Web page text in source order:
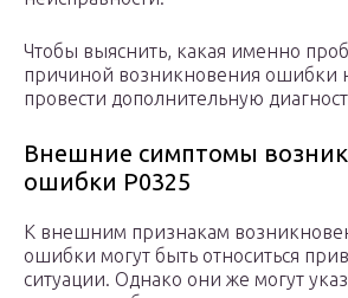
Чтобы выяснить, какая именно
причиной возникновения ошибки
провести дополнительную
Внешние симптомы
ошибки P0325
К внешним признакам
ошибки могут быть относиться
ситуации. Однако они же могут